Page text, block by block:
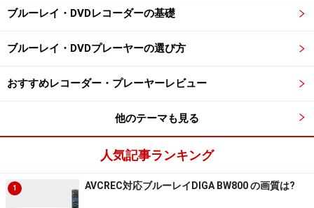
ブルーレイ・DVDレコーダーの基礎
ブルーレイ・DVDプレーヤーの選び方
おすすめレコーダー・プレーヤーレビュー
他のテーマも見る
人気記事ランキング
1 AVCREC対応ブルーレイDIGA BW800 の画質は?